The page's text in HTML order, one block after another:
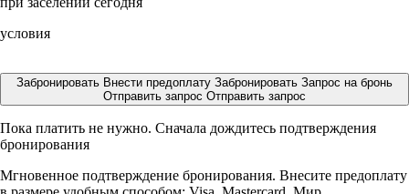
условия
Забронировать Внести предоплату Забронировать Запрос на бронь
Отправить запрос Отправить запрос
Пока платить не нужно. Сначала дождитесь подтверждения
бронирования
Мгновенное подтверждение бронирования. Внесите предоплату